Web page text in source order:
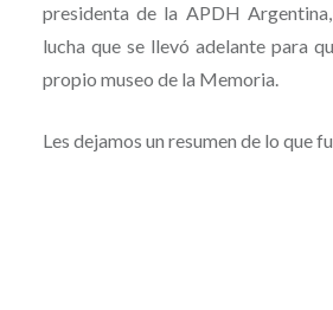
presidenta de la APDH
lucha que se llevó adelante para
propio museo de la Memoria.
Les dejamos un resumen de lo que